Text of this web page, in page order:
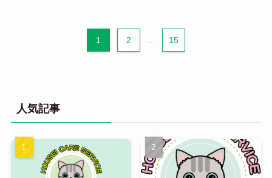
1 2 ... 15
人気記事